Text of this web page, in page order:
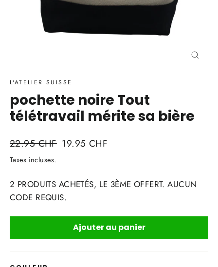
L'ATELIER SUISSE
pochette noire Tout
télétravail mérite sa bière
Prix
régulier
22.95 CHF Prix
19.95 CHF
Taxes incluses.
2 PRODUITS ACHETÉS, LE 3ÈME OFFERT. AUCUN
CODE REQUIS.
Ajouter au panier